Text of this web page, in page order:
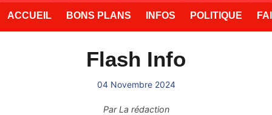
ACCUEIL BONS PLANS INFOS POLITIQUE
Flash Info
04 Novembre 2024
ParLa rédaction